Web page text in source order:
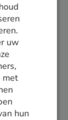
GERMAN
ENGLISH
uw
met
hun